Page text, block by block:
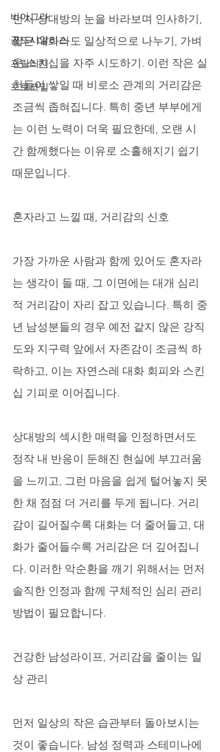
비아그라
골드시알리스
프릴리지
프로코밀
먼저 상대방의 눈을 바라보며 인사하기,
짧은 대화라도 일상적으로 나누기, 가벼
운 스킨십을 자주 시도하기. 이런 작은 실
천들이 쌓일 때 비로소 관계의 거리감은
조금씩 좁혀집니다. 특히 중년 부부에게
는 이런 노력이 더욱 필요한데, 오랜 시
간 함께했다는 이유로 소홀해지기 쉽기
때문입니다.
혼자라고 느낄 때, 거리감의 신호
가장 가까운 사람과 함께 있어도 혼자라
는 생각이 들 때, 그 이면에는 대개 심리
적 거리감이 자리 잡고 있습니다. 특히 중
년 남성분들의 경우 예전 같지 않은 강직
도와 지구력 앞에서 자존감이 조금씩 하
락하고, 이는 자연스레 대화 회피와 스킨
십 기피로 이어집니다.
상대방의 섹시한 매력을 인정하면서도
정작 내 반응이 둔해진 현실에 부끄러움
을 느끼고, 그런 마음을 쉽게 털어놓지 못
한 채 점점 더 거리를 두게 됩니다. 거리
감이 길어질수록 대화는 더 줄어들고, 대
화가 줄어들수록 거리감은 더 깊어집니
다. 이러한 악순환을 깨기 위해서는 먼저
솔직한 인정과 함께 구체적인 심리 관리
방법이 필요합니다.
건강한 남성라이프, 거리감을 줄이는 일
상 관리
먼저 일상의 작은 습관부터 돌아보시는
것이 좋습니다. 남성 정력과 스테미나에